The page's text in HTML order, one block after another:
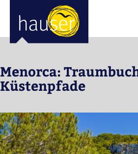
Menorca:
Küstenpfade